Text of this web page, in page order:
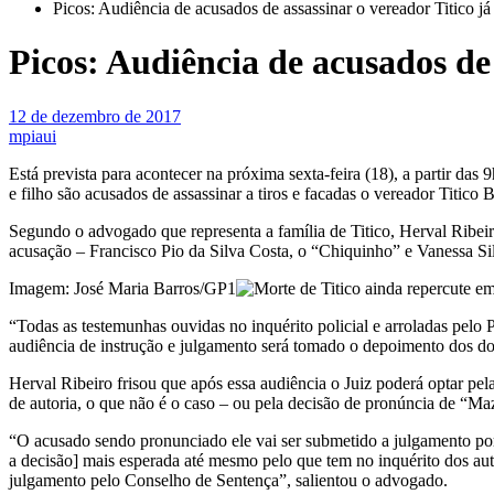
Picos: Audiência de acusados de assassinar o vereador Titico
Picos: Audiência de acusados
12 de dezembro de 2017
mpiaui
Está prevista para acontecer na próxima sexta-feira (18), a partir
e filho são acusados de assassinar a tiros e facadas o vereador
Segundo o advogado que representa a família de Titico, Herval
acusação – Francisco Pio da Silva Costa, o “Chiquinho” e Vanessa
Imagem: José Maria Barros/GP1
“Todas as testemunhas ouvidas no inquérito policial e arroladas pelo
audiência de instrução e julgamento será tomado o depoimento dos
Herval Ribeiro frisou que após essa audiência o Juiz poderá optar
de autoria, o que não é o caso – ou pela decisão de pronúncia de
“O acusado sendo pronunciado ele vai ser submetido a julgamento
a decisão] mais esperada até mesmo pelo que tem no inquérito dos
julgamento pelo Conselho de Sentença”, salientou o advogado.